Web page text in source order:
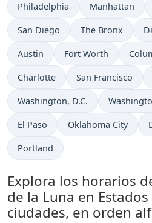
Philadelphia Manhattan
San Diego The Bronx
Austin Fort Worth
Charlotte San Francisco
Washington, D.C.
El Paso Oklahoma City
Portland
Explora los horarios
de la Luna en
ciudades, en orden